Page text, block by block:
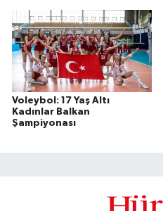
Voleybol: 17 Yaş Altı
Kadınlar Balkan
Şampiyonası